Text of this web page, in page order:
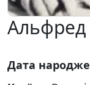
Дата